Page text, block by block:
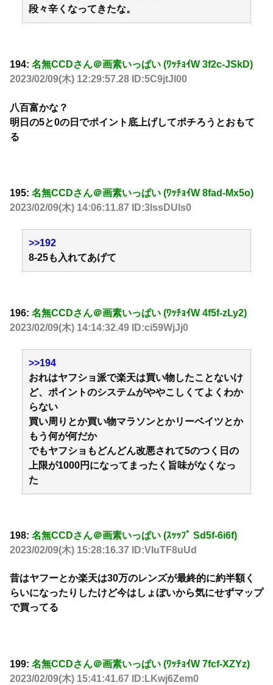
段々辛くなってきたな。
194: 名無CCDさん＠画素いっぱい (ﾜｯﾁｮｲW 3f2c-JSkD)
2023/02/09(木) 12:29:57.28 ID:5C9jtJl00
八百富かな？
明日の5と0の日でポイント底上げしてポチろうとおもて
る
195: 名無CCDさん＠画素いっぱい (ﾜｯﾁｮｲW 8fad-Mx5o)
2023/02/09(木) 14:06:11.87 ID:3lssDUls0
>>192
8-25も入れてあげて
196: 名無CCDさん＠画素いっぱい (ﾜｯﾁｮｲW 4f5f-zLy2)
2023/02/09(木) 14:14:32.49 ID:ci59WjJj0
>>194
おれはヤフショ派で楽天は買い物したことないけ
ど、ポイントのシステムがややこしくてよくわか
らない
買い周りとか買い物マラソンとかリーベイツとか
もう何が何だか
でもヤフショもどんどん改悪されて5のつく日の
上限が1000円になってまったく旨味がなくなっ
た
198: 名無CCDさん＠画素いっぱい (ｽｯｯﾌﾟ Sd5f-6i6f)
2023/02/09(木) 15:28:16.37 ID:VIuTF8uUd
昔はヤフーとか楽天は30万のレンズが最終的に約半額く
らいになったりしたけど今はしょぼいから気にせずマップ
で買ってる
199: 名無CCDさん＠画素いっぱい (ﾜｯﾁｮｲW 7fcf-XZYz)
2023/02/09(木) 15:41:41.67 ID:LKwj6Zem0